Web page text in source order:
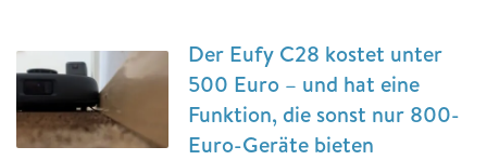
Der Eufy C28 kostet unter
500 Euro – und hat eine
Funktion, die sonst nur 800-
Euro-Geräte bieten